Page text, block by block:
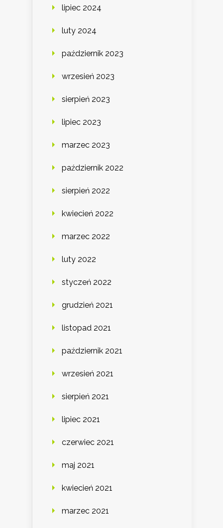
lipiec 2024
luty 2024
październik 2023
wrzesień 2023
sierpień 2023
lipiec 2023
marzec 2023
październik 2022
sierpień 2022
kwiecień 2022
marzec 2022
luty 2022
styczeń 2022
grudzień 2021
listopad 2021
październik 2021
wrzesień 2021
sierpień 2021
lipiec 2021
czerwiec 2021
maj 2021
kwiecień 2021
marzec 2021